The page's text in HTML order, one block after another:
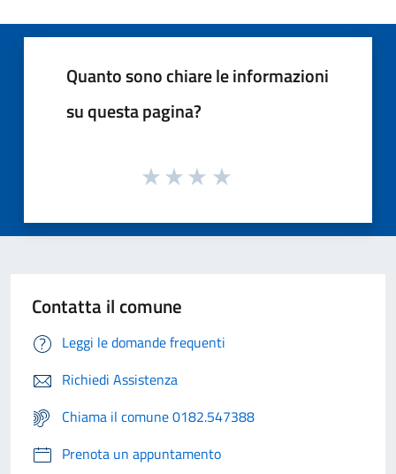
Quanto sono chiare le informazioni
su questa pagina?
Contatta il comune
Leggi le domande frequenti
Richiedi Assistenza
Chiama il comune 0182.547388
Prenota un appuntamento